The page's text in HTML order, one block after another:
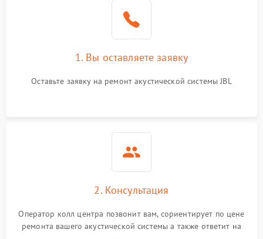
1000 ₽
Повреждение системы
1000 ₽ Подробнее →
1000 ₽
защиты от перегрузок
1000 ₽ Подробнее →
1. Вы оставляете заявку
Оставьте заявку на ремонт акустической системы JBL
2. Консультация
Оператор колл центра позвонит вам, сориентирует по цене
ремонта вашего акустической системы а также ответит на